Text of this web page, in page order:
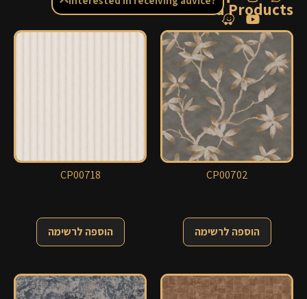
Related Products
CP00718
הוספה לרשימה
CP00702
הוספה לרשימה